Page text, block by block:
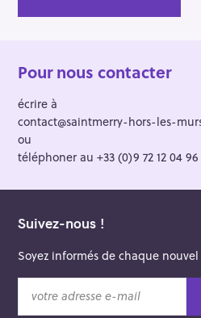
Pour nous contacter
écrire à
contact@saintmerry-hors-les-
ou
téléphoner au +33 (0)9 72 12 04 96
Suivez-nous !
Soyez informés de chaque